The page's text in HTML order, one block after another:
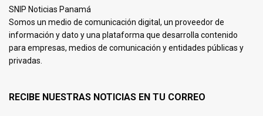
SNIP Noticias Panamá
Somos un medio de comunicación digital, un proveedor de
información y dato y una plataforma que desarrolla contenido
para empresas, medios de comunicación y entidades públicas y
privadas.
RECIBE NUESTRAS NOTICIAS EN TU CORREO